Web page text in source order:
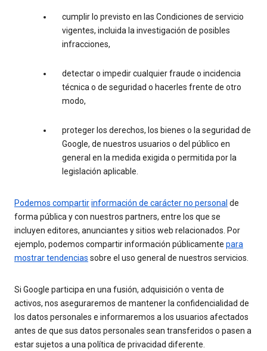
cumplir lo previsto en las Condiciones de servicio
vigentes, incluida la investigación de posibles
infracciones,
detectar o impedir cualquier fraude o incidencia
técnica o de seguridad o hacerles frente de otro
modo,
proteger los derechos, los bienes o la seguridad de
Google, de nuestros usuarios o del público en
general en la medida exigida o permitida por la
legislación aplicable.
Podemos compartirinformación de carácter no personal de
forma pública y con nuestros partners, entre los que se
incluyen editores, anunciantes y sitios web relacionados. Por
ejemplo, podemos compartir información públicamente para
mostrar tendencias sobre el uso general de nuestros servicios.
Si Google participa en una fusión, adquisición o venta de
activos, nos aseguraremos de mantener la confidencialidad de
los datos personales e informaremos a los usuarios afectados
antes de que sus datos personales sean transferidos o pasen a
estar sujetos a una política de privacidad diferente.